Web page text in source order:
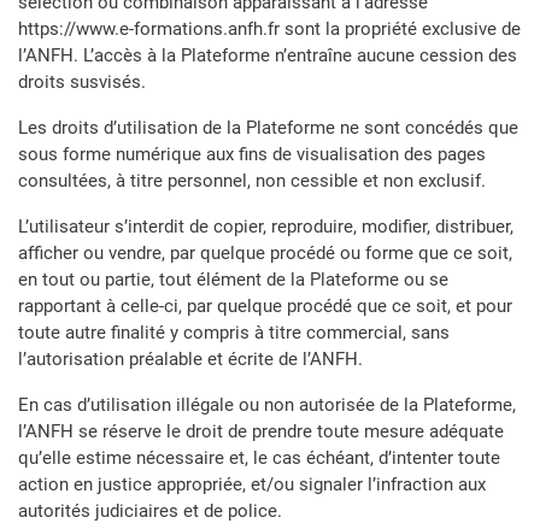
https://www.e-formations.anfh.fr sont la propriété exclusive de
l’ANFH. L’accès à la Plateforme n’entraîne aucune cession des
droits susvisés.
Les droits d’utilisation de la Plateforme ne sont concédés que
sous forme numérique aux fins de visualisation des pages
consultées, à titre personnel, non cessible et non exclusif.
L’utilisateur s’interdit de copier, reproduire, modifier, distribuer,
afficher ou vendre, par quelque procédé ou forme que ce soit,
en tout ou partie, tout élément de la Plateforme ou se
rapportant à celle-ci, par quelque procédé que ce soit, et pour
toute autre finalité y compris à titre commercial, sans
l’autorisation préalable et écrite de l’ANFH.
En cas d’utilisation illégale ou non autorisée de la Plateforme,
l’ANFH se réserve le droit de prendre toute mesure adéquate
qu’elle estime nécessaire et, le cas échéant, d’intenter toute
action en justice appropriée, et/ou signaler l’infraction aux
autorités judiciaires et de police.